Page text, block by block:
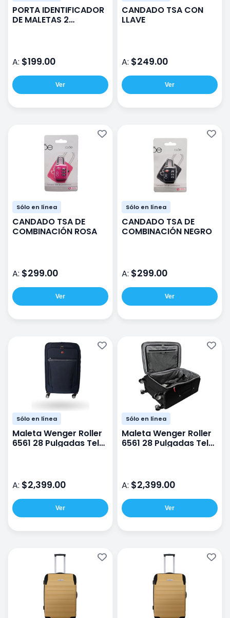
PORTA IDENTIFICADOR
DE MALETAS 2
A: $199.00
Ver
CANDADO TSA CON
LLAVE
A: $249.00
Ver
Sólo en línea
CANDADO TSA DE
COMBINACIÓN ROSA
A: $299.00
Ver
Sólo en línea
CANDADO TSA DE
COMBINACIÓN NEGRO
A: $299.00
Ver
Sólo en línea
Maleta Wenger Roller
6561 28 Pulgadas Tela
A: $2,399.00
Ver
Sólo en línea
Maleta Wenger Roller
6561 28 Pulgadas Tela
A: $2,399.00
Ver